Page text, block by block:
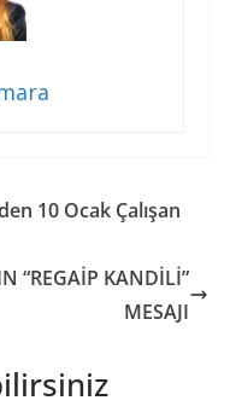
10 Ocak Çalışan
“REGAİP KANDİLİ”
MESAJI